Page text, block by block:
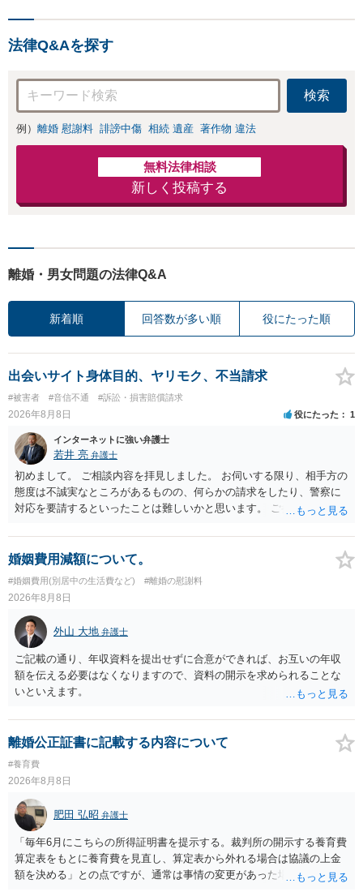
【地域密着】
法律Q&Aを探す
検索
例） 離婚 慰謝料 誹謗中傷 相続 遺産 著作物 違法
無料法律相談
新しく投稿する
離婚・男女問題の法律Q&A
新着順 回答数が多い順 役にたった順
出会いサイト身体目的、ヤリモク、不当請求
#被害者 #音信不通 #訴訟・損害賠償請求
2026年8月8日 役にたった 1
インターネットに強い弁護士
若井 亮 弁護士
初めまして。 ご相談内容を拝見しました。 お伺いする限り、相手方の
態度は不誠実なところがあるものの、何らかの請求をしたり、警察に
対応を要請するといったことは難しいかと思います。 ご参考になれば
婚姻費用減額について。
#婚姻費用(別居中の生活費など) #離婚の慰謝料
2026年8月8日
外山 大地 弁護士
ご記載の通り、年収資料を提出せずに合意ができれば、お互いの年収
額を伝える必要はなくなりますので、資料の開示を求められることな
いといえます。
離婚公正証書に記載する内容について
#養育費
2026年8月8日
肥田 弘昭 弁護士
「毎年6月にこちらの所得証明書を提示する。裁判所の開示する養育費
算定表をもとに養育費を見直し、算定表から外れる場合は協議の上金
額を決める」との点ですが、通常は事情の変更があった場合に変更し